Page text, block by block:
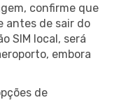
confirme que
antes de sair do
SIM local, será
embora
de